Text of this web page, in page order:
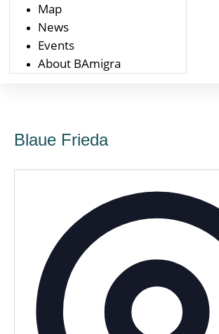
Map
News
Events
About BAmigra
Blaue Frieda